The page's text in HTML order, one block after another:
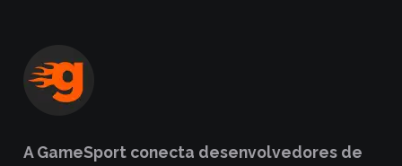
A GameSport conecta desenvolvedores de